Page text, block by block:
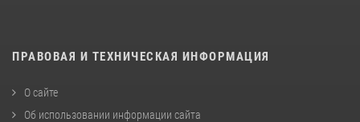
ПРАВОВАЯ И ТЕХНИЧЕСКАЯ ИНФОРМАЦИЯ
О сайте
Об использовании информации сайта